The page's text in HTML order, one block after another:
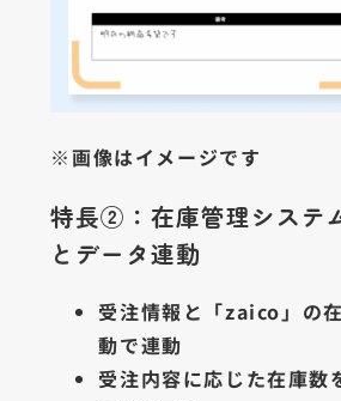
※画像はイメージです
特長②：在庫管理システ
とデータ連動
受注情報と「zaico」の
動で連動
受注内容に応じた在庫数